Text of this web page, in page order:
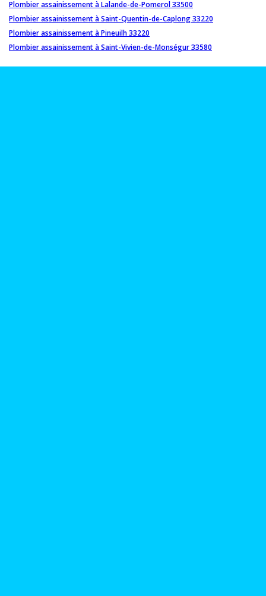
Plombier assainissement à Lalande-de-Pomerol 33500
Plombier assainissement à Saint-Quentin-de-Caplong 33220
Plombier assainissement à Pineuilh 33220
Plombier assainissement à Saint-Vivien-de-Monségur 33580